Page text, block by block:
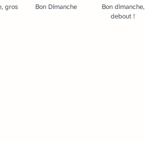
gros
Bon Dimanche
Bon dimanche,
debout !